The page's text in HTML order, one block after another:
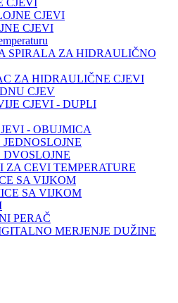
CJEVI
CJEVI
SPIRALA ZA HIDRAULIČNO
ZA HIDRAULIČNE CJEVI
CJEV
CJEVI - DUPLI
- OBUJMICA
ZA CEVI TEMPERATURE
SA VIJKOM
SA VIJKOM
PERAČ
MERJENJE DUŽINE